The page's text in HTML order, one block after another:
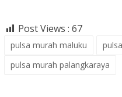
Post Views : 67
pulsa murah maluku
pulsa murah palangkaraya